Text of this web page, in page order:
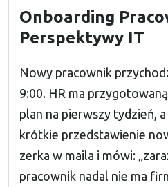
Onboarding
Perspektywy IT
Nowy pracownik
9:00. HR ma
plan na pierwszy tydzień, a
krótkie przedstawienie
zerka w maila i mówi:
pracownik nadal nie ma